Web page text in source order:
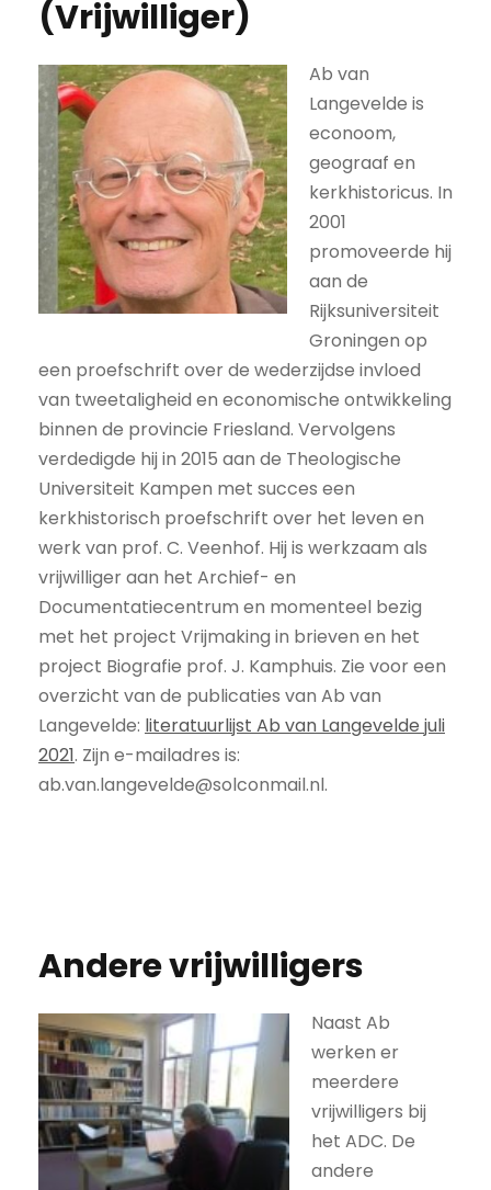
(Vrijwilliger)
Ab van
Langevelde is
econoom,
geograaf en
kerkhistoricus. In
2001
promoveerde hij
aan de
Rijksuniversiteit
Groningen op
een proefschrift over de wederzijdse invloed
van tweetaligheid en economische ontwikkeling
binnen de provincie Friesland. Vervolgens
verdedigde hij in 2015 aan de Theologische
Universiteit Kampen met succes een
kerkhistorisch proefschrift over het leven en
werk van prof. C. Veenhof. Hij is werkzaam als
vrijwilliger aan het Archief- en
Documentatiecentrum en momenteel bezig
met het project Vrijmaking in brieven en het
project Biografie prof. J. Kamphuis. Zie voor een
overzicht van de publicaties van Ab van
Langevelde: literatuurlijst Ab van Langevelde juli
2021. Zijn e-mailadres is:
ab.van.langevelde@solconmail.nl.
Andere vrijwilligers
Naast Ab
werken er
meerdere
vrijwilligers bij
het ADC. De
andere